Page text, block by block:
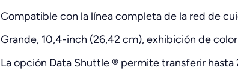
Compatible con la línea completa de la red de
Grande, 10,4-inch (26,42 cm), exhibición de
La opción Data Shuttle ® permite transferir